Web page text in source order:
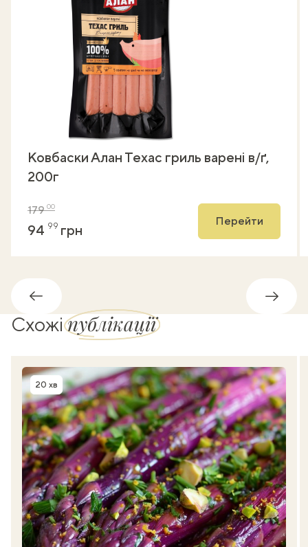
Ковбаски Алан Техас гриль варені в/ґ,
200г
17900
94 99 грн
Перейти
Назад
Схожіпублікації
Час приготування
20 хв